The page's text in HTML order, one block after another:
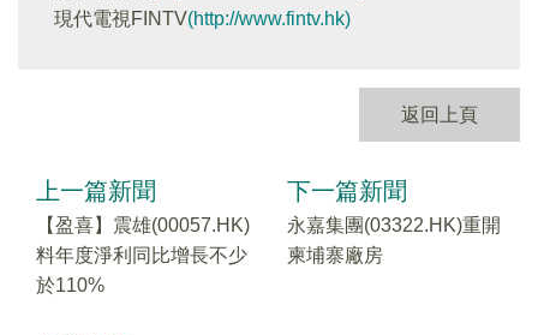
現代電視FINTV(http://www.fintv.hk)
返回上頁
上一篇新聞
【盈喜】震雄(00057.HK)
料年度淨利同比增長不少
於110%
下一篇新聞
永嘉集團(03322.HK)重開
柬埔寨廠房